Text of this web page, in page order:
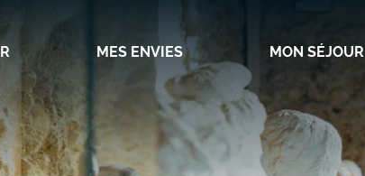
MES ENVIES MON SÉJOUR